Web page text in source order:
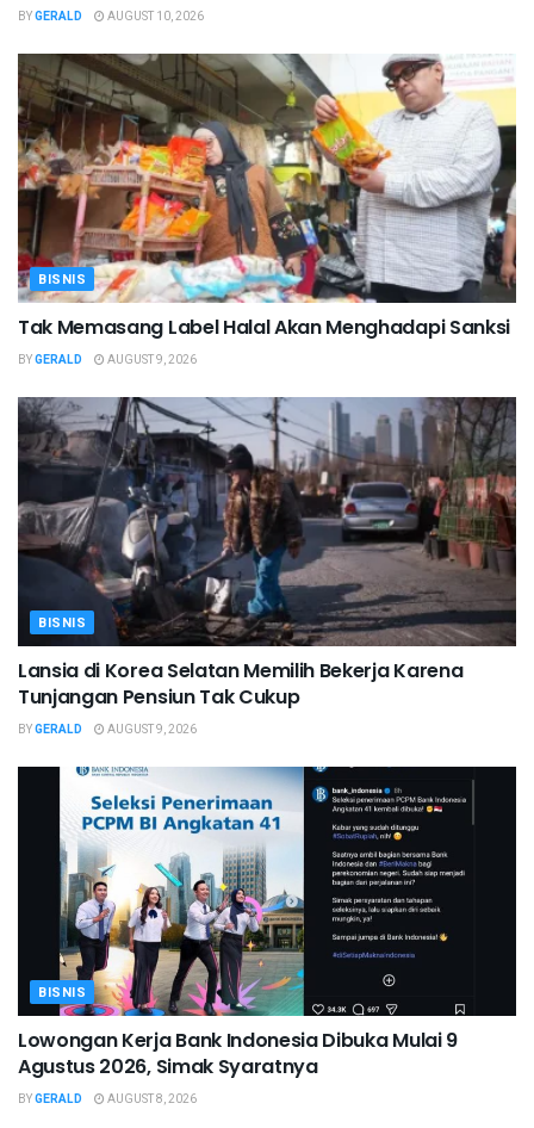
BYGERALD AUGUST 10, 2026
BISNIS
Tak Memasang Label Halal Akan Menghadapi Sanksi
BYGERALD AUGUST 9, 2026
BISNIS
Lansia di Korea Selatan Memilih Bekerja Karena
Tunjangan Pensiun Tak Cukup
BYGERALD AUGUST 9, 2026
BISNIS
Lowongan Kerja Bank Indonesia Dibuka Mulai 9
Agustus 2026, Simak Syaratnya
BYGERALD AUGUST 8, 2026